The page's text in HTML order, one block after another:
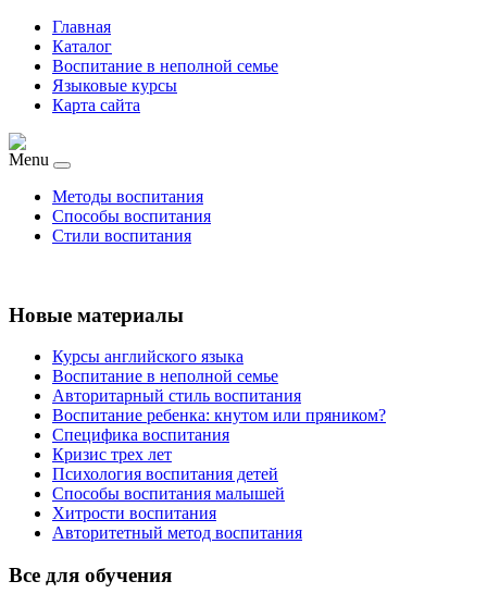
Главная
Каталог
Воспитание в неполной семье
Языковые курсы
Карта сайта
Menu
Методы воспитания
Способы воспитания
Стили воспитания
Новые материалы
Курсы английского языка
Воспитание в неполной семье
Авторитарный стиль воспитания
Воспитание ребенка: кнутом или пряником?
Специфика воспитания
Кризис трех лет
Психология воспитания детей
Способы воспитания малышей
Хитрости воспитания
Авторитетный метод воспитания
Все для обучения